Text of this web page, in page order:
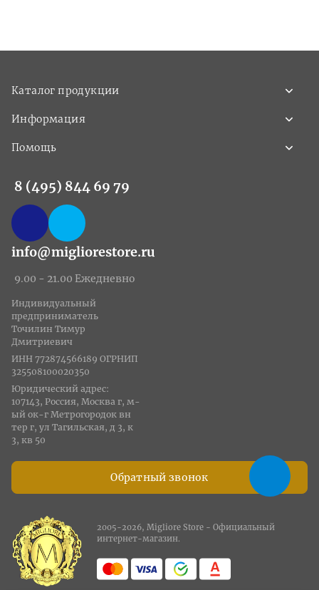
Каталог продукции
Информация
Помощь
8 (495) 844 69 79
info@migliorestore.ru
9.00 - 21.00 Ежедневно
Обратный звонок
Индивидуальный
предприниматель
Точилин Тимур
Дмитриевич
ИНН 772874566189 ОГРНИП
325508100020350
Юридический адрес:
107143, Россия, Москва г, м-
ый ок-г Метрогородок вн
тер г, ул Тагильская, д 3, к
3, кв 50
2005-2026, Migliore Store - Официальный
интернет-магазин.